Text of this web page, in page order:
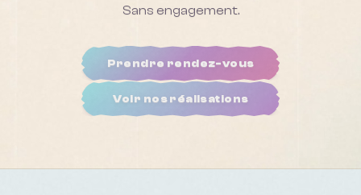
Sans engagement.
Prendre rendez-vous
Voir nos réalisations